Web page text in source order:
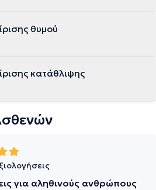
θυμού
κατάθλιψης
για αληθινούς ανθρώπους